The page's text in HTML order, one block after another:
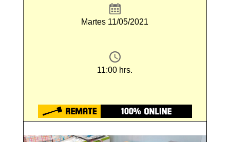
Martes 11/05/2021
11:00 hrs.